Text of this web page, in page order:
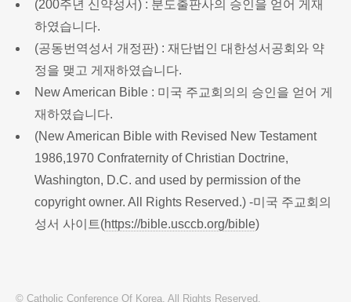
(200주년 신약성서) : 분도출판사의 승인을 얻어 게재
하였습니다.
(공동번역성서 개정판) : 재단법인 대한성서공회와 약
정을 맺고 게재하였습니다.
New American Bible : 미국 주교회의의 승인을 얻어 게
재하였습니다.
(New American Bible with Revised New Testament
1986,1970 Confraternity of Christian Doctrine,
Washington, D.C. and used by permission of the
copyright owner. All Rights Reserved.) -미국 주교회의
성서 사이트(https://bible.usccb.org/bible)
© Catholic Conference Of Korea. All Rights Reserved.